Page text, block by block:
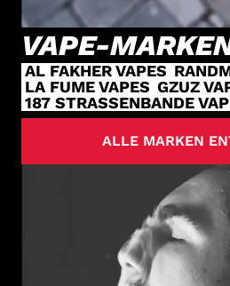
VAPE-
AL FAKHER VAPES
LA FUME VAPES GZUZ
187 STRASSENBANDE
ALLE MARKEN